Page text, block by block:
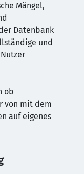
Mängel,
Datenbank
und
ob
von mit dem
auf eigenes